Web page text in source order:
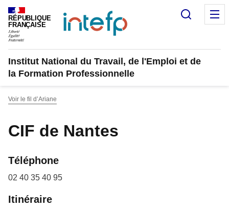
Panneau de gestion des cookies
RÉPUBLIQUE
FRANÇAISE
Institut National du Travail, de l'Emploi et de
la Formation Professionnelle
Voir le fil d’Ariane
CIF de Nantes
Téléphone
02 40 35 40 95
Itinéraire